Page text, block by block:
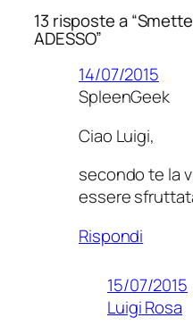
13 risposte a
ADESSO”
14/07/2015
SpleenGeek
Ciao Luigi,
secondo te la
essere
Rispondi
15/07/2015
Luigi Rosa